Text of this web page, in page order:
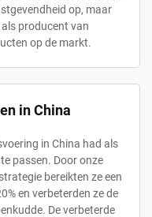
op, maar
producent van
op de markt.
in China
in China had als
passen. Door onze
bereikten ze een
en verbeterden ze de
De verbeterde